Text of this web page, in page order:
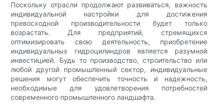
Поскольку отрасли продолжают развиваться, важность
индивидуальной настройки для достижения
превосходной производительности будет только
возрастать. Для предприятий, стремящихся
оптимизировать свою деятельность, приобретение
индивидуальных гидроцилиндров является разумной
инвестицией. Будь то производство, строительство или
любой другой промышленный сектор, индивидуальные
решения могут обеспечить точность и надежность,
необходимые для удовлетворения потребностей
современного промышленного ландшафта.